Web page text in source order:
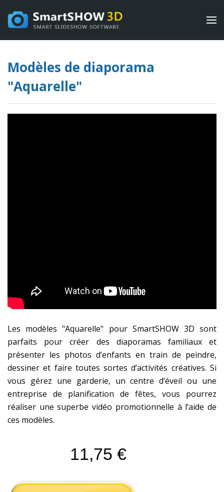
Modèles de diaporama
"Aquarelle"
Les modèles "Aquarelle" pour SmartSHOW 3D sont
parfaits pour créer des diaporamas familiaux et
présenter les photos d’enfants en train de peindre,
dessiner et faire toutes sortes d’activités créatives. Si
vous gérez une garderie, un centre d’éveil ou une
entreprise de planification de fêtes, vous pourrez
réaliser une superbe vidéo promotionnelle à l’aide de
ces modèles.
11,75 €